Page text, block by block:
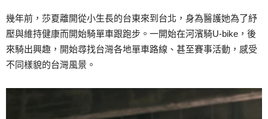
幾年前，莎夏離開從小生長的台東來到台北，身為醫護她為了紓
壓與維持健康而開始騎單車跟跑步。一開始在河濱騎U-bike，後
來騎出興趣，開始尋找台灣各地單車路線、甚至賽事活動，感受
不同樣貌的台灣風景。